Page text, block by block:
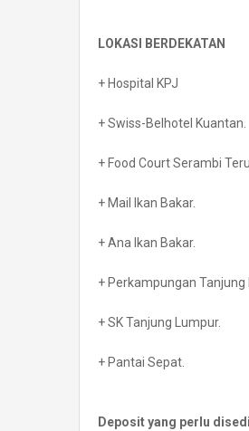
LOKASI BERDEKATAN
+ Hospital KPJ
+ Swiss-Belhotel Kuantan.
+ Food Court Serambi
+ Mail Ikan Bakar.
+ Ana Ikan Bakar.
+ Perkampungan Tanjung
+ SK Tanjung Lumpur.
+ Pantai Sepat.
Deposit yang perlu